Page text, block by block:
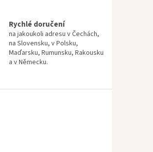
Rychlé doručení
na jakoukoli adresu v Čechách,
na Slovensku, v Polsku,
Maďarsku, Rumunsku, Rakousku
a v Německu.